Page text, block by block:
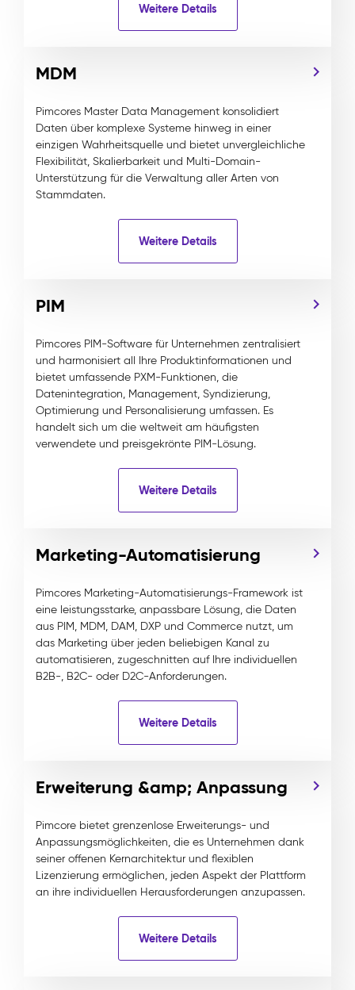
Weitere Details
MDM
Pimcores Master Data Management konsolidiert
Daten über komplexe Systeme hinweg in einer
einzigen Wahrheitsquelle und bietet unvergleichliche
Flexibilität, Skalierbarkeit und Multi-Domain-
Unterstützung für die Verwaltung aller Arten von
Stammdaten.
Weitere Details
PIM
Pimcores PIM-Software für Unternehmen zentralisiert
und harmonisiert all Ihre Produktinformationen und
bietet umfassende PXM-Funktionen, die
Datenintegration, Management, Syndizierung,
Optimierung und Personalisierung umfassen. Es
handelt sich um die weltweit am häufigsten
verwendete und preisgekrönte PIM-Lösung.
Weitere Details
Marketing-Automatisierung
Pimcores Marketing-Automatisierungs-Framework ist
eine leistungsstarke, anpassbare Lösung, die Daten
aus PIM, MDM, DAM, DXP und Commerce nutzt, um
das Marketing über jeden beliebigen Kanal zu
automatisieren, zugeschnitten auf Ihre individuellen
B2B-, B2C- oder D2C-Anforderungen.
Weitere Details
Erweiterung &amp; Anpassung
Pimcore bietet grenzenlose Erweiterungs- und
Anpassungsmöglichkeiten, die es Unternehmen dank
seiner offenen Kernarchitektur und flexiblen
Lizenzierung ermöglichen, jeden Aspekt der Plattform
an ihre individuellen Herausforderungen anzupassen.
Weitere Details